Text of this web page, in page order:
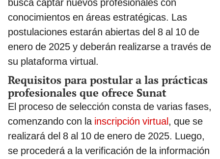
busca captar nuevos profesionales con
conocimientos en áreas estratégicas. Las
postulaciones estarán abiertas del 8 al 10 de
enero de 2025 y deberán realizarse a través de
su plataforma virtual.
Requisitos para postular a las prácticas
profesionales que ofrece Sunat
El proceso de selección consta de varias fases,
comenzando con la inscripción virtual, que se
realizará del 8 al 10 de enero de 2025. Luego,
se procederá a la verificación de la información